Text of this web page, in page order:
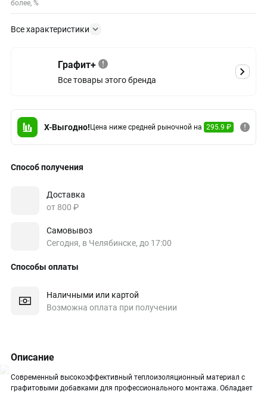
более, %
Все характеристики
Графит+
Все товары этого бренда
X-Выгодно! Цена ниже средней рыночной на 295.9 ₽
Способ получения
Доставка
от 800 ₽
Самовывоз
Сегодня, в Челябинске, до 17:00
Способы оплаты
Наличными или картой
Возможна оплата при получении
Описание
Современный высокоэффективный теплоизоляционный материал с
графитовыми добавками для профессионального монтажа. Обладает